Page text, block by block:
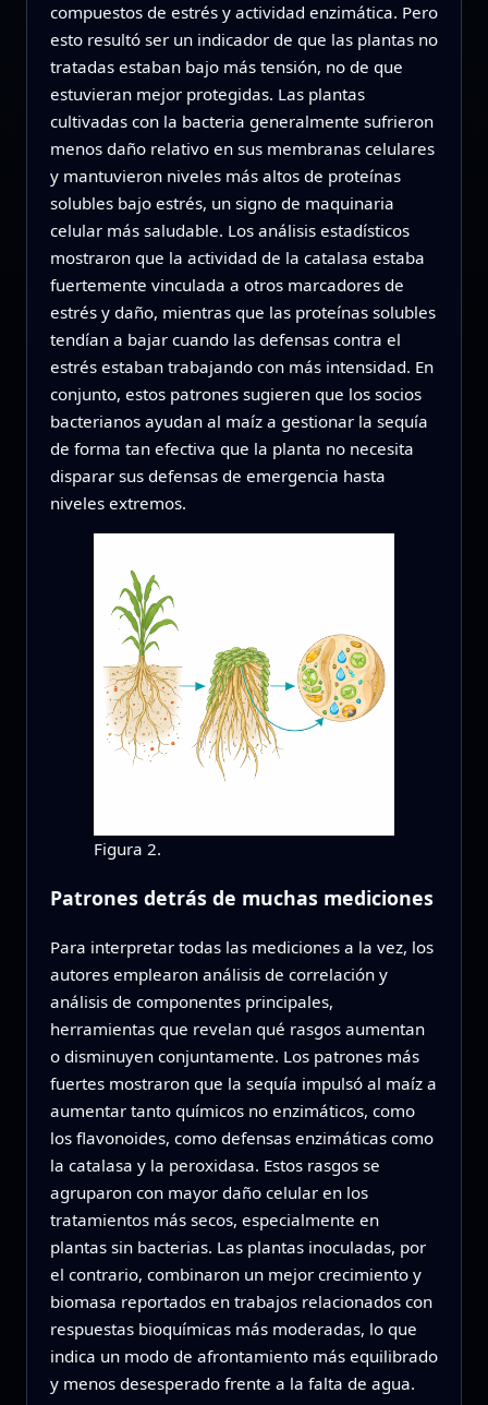
compuestos de estrés y actividad enzimática. Pero
esto resultó ser un indicador de que las plantas no
tratadas estaban bajo más tensión, no de que
estuvieran mejor protegidas. Las plantas
cultivadas con la bacteria generalmente sufrieron
menos daño relativo en sus membranas celulares
y mantuvieron niveles más altos de proteínas
solubles bajo estrés, un signo de maquinaria
celular más saludable. Los análisis estadísticos
mostraron que la actividad de la catalasa estaba
fuertemente vinculada a otros marcadores de
estrés y daño, mientras que las proteínas solubles
tendían a bajar cuando las defensas contra el
estrés estaban trabajando con más intensidad. En
conjunto, estos patrones sugieren que los socios
bacterianos ayudan al maíz a gestionar la sequía
de forma tan efectiva que la planta no necesita
disparar sus defensas de emergencia hasta
niveles extremos.
Figura 2.
Patrones detrás de muchas mediciones
Para interpretar todas las mediciones a la vez, los
autores emplearon análisis de correlación y
análisis de componentes principales,
herramientas que revelan qué rasgos aumentan
o disminuyen conjuntamente. Los patrones más
fuertes mostraron que la sequía impulsó al maíz a
aumentar tanto químicos no enzimáticos, como
los flavonoides, como defensas enzimáticas como
la catalasa y la peroxidasa. Estos rasgos se
agruparon con mayor daño celular en los
tratamientos más secos, especialmente en
plantas sin bacterias. Las plantas inoculadas, por
el contrario, combinaron un mejor crecimiento y
biomasa reportados en trabajos relacionados con
respuestas bioquímicas más moderadas, lo que
indica un modo de afrontamiento más equilibrado
y menos desesperado frente a la falta de agua.